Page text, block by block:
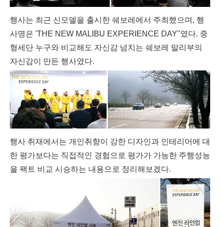
행사는 최근 신모델을 출시한 쉐보레에서 주최했으며, 행
사명은 'THE NEW MALIBU EXPERIENCE DAY"였다. 중
형세단 누구와 비교해도 자신감 넘치는 쉐보레 말리부의
자신감이 만든 행사였다.
행사 취재에서는 개인취향이 강한 디자인과 인테리어에 대
한 평가보다는 직접적인 경험으로 평가가 가능한 주행성능
을 팩트 비교 시승하는 내용으로 정리해보겠다.